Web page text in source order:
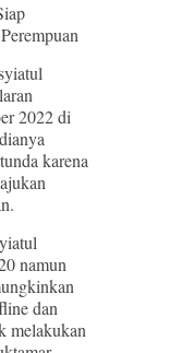
2022 di
karena
namun
dan
melakukan